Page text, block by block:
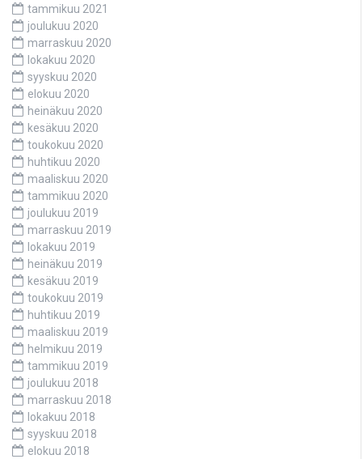
tammikuu 2021
joulukuu 2020
marraskuu 2020
lokakuu 2020
syyskuu 2020
elokuu 2020
heinäkuu 2020
kesäkuu 2020
toukokuu 2020
huhtikuu 2020
maaliskuu 2020
tammikuu 2020
joulukuu 2019
marraskuu 2019
lokakuu 2019
heinäkuu 2019
kesäkuu 2019
toukokuu 2019
huhtikuu 2019
maaliskuu 2019
helmikuu 2019
tammikuu 2019
joulukuu 2018
marraskuu 2018
lokakuu 2018
syyskuu 2018
elokuu 2018